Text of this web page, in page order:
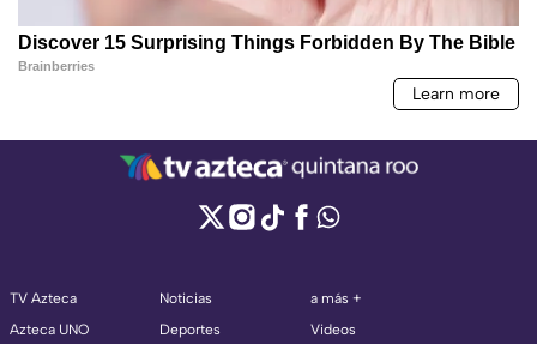
TV Azteca
Azteca UNO
Noticias
Deportes
a más +
Videos